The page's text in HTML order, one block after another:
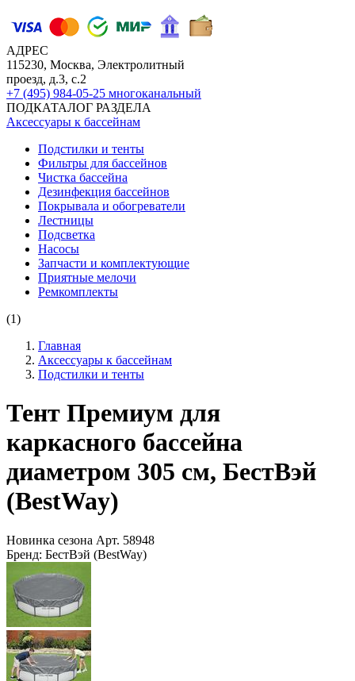
АДРЕС
115230, Москва, Электролитный
проезд, д.3, с.2
+7 (495) 984-05-25 многоканальный
ПОДКАТАЛОГ РАЗДЕЛА
Аксессуары к бассейнам
Подстилки и тенты
Фильтры для бассейнов
Чистка бассейна
Дезинфекция бассейнов
Покрывала и обогреватели
Лестницы
Подсветка
Насосы
Запчасти и комплектующие
Приятные мелочи
Ремкомплекты
(1)
Главная
Аксессуары к бассейнам
Подстилки и тенты
Тент Премиум для
каркасного бассейна
диаметром 305 см, БестВэй
(BestWay)
Новинка сезона Арт. 58948
Бренд: БестВэй (BestWay)